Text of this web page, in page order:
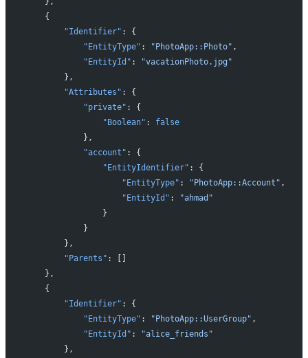
    {
        "Identifier"
: {
            "EntityType"
: "PhotoApp::Photo" ,
            "EntityId"
:
"vacationPhoto.jpg"
        },
        "Attributes"
: {
            "private"
: {
                "Boolean"
: false
            },
            "account"
: {
                "EntityIdentifier"
: {
                    "EntityType"
: "PhotoApp::Account" ,
                    "EntityId"
:
"ahmad"
                }
            }
        },
        "Parents"
: []
    },
    {
        "Identifier"
: {
            "EntityType"
: "PhotoApp::UserGroup" ,
            "EntityId"
:
"alice_friends"
        },